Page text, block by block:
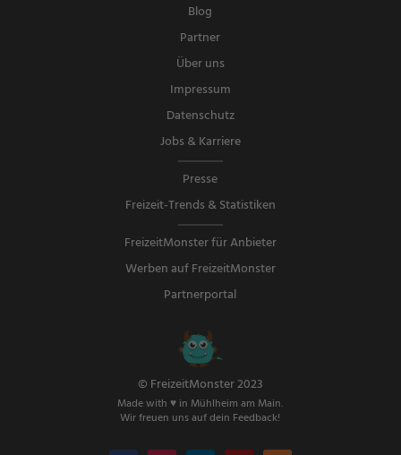
Blog
Partner
Über uns
Impressum
Datenschutz
Jobs & Karriere
Presse
Freizeit-Trends & Statistiken
FreizeitMonster für Anbieter
Werben auf FreizeitMonster
Partnerportal
© FreizeitMonster 2023
Made with ♥ in Mühlheim am Main.
Wir freuen uns auf dein Feedback!